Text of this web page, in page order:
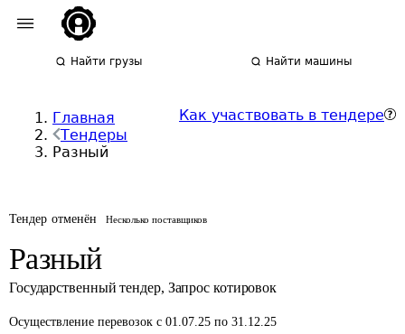
Найти грузы Найти машины
Главная
Тендеры
Разный
Как участвовать в тендере
Тендер отменён Несколько поставщиков
Разный
Государственный тендер, Запрос котировок
Осуществление перевозок с 01.07.25 по 31.12.25